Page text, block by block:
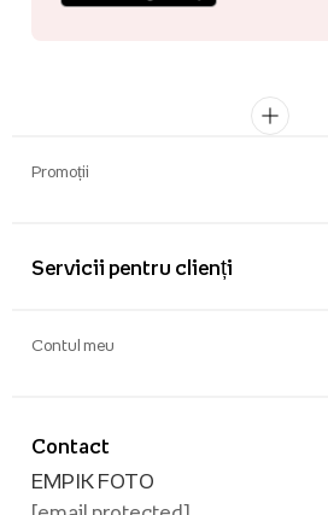
Promoții
Servicii pentru clienți
Contact
EMPIK FOTO
Contul meu